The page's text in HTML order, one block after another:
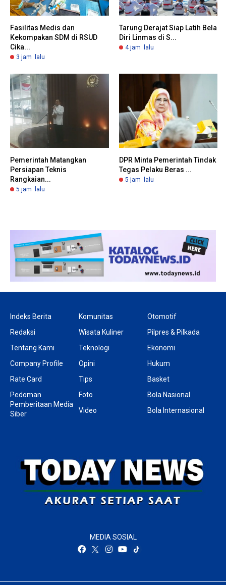
Fasilitas Medis dan
Kekompakan SDM di RSUD
Cika...
3 jam lalu
Tarung Derajat Siap Latih Bela
Diri Linmas di S...
4 jam lalu
Pemerintah Matangkan
Persiapan Teknis
Rangkaian...
5 jam lalu
DPR Minta Pemerintah Tindak
Tegas Pelaku Beras ...
5 jam lalu
Indeks Berita
Redaksi
Tentang Kami
Company Profile
Rate Card
Pedoman
Pemberitaan Media
Siber
Komunitas
Wisata Kuliner
Teknologi
Opini
Tips
Foto
Video
Otomotif
Pilpres & Pilkada
Ekonomi
Hukum
Basket
Bola Nasional
Bola Internasional
MEDIA SOSIAL